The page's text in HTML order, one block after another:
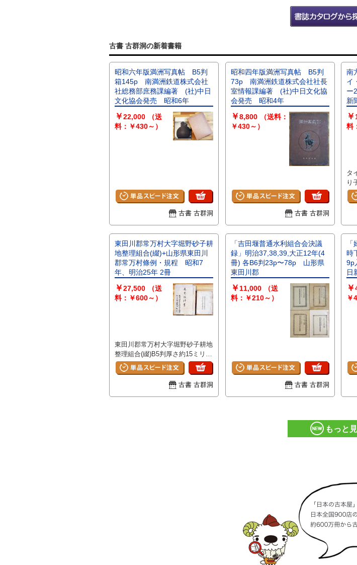
古書 古群洞の新着書籍
昭和六年版満洲写真帖 B5判
箱145p 南満洲鉄道株式会社
社総務部庶務課編著 (社)中日
文化協会発売 昭和6年
￥22,000
（送
料：￥430～）
古書 古群洞
昭和四年版満洲写真帖 B5判
73p 南満洲鉄道株式会社社長
室情報課編著 (社)中日文化協
会発売 昭和4年
￥8,800
（送料：
￥430～）
古書 古群洞
南
イ
ー
新
￥
料
タ
り
コ
バ
駅
東田川郡常万村大字堀野砂子耕
地整理組合(綴)+山形県東田川
郡常万村條例・規程 昭和7
年、明治25年 2冊
￥27,500
（送
料：￥600～）
東田川郡常万村大字堀野砂子耕地
整理組合(綴)B5判厚さ約15ミリ昭
和7年 変更設計書/設計書/工事
費予算内訳書/単価表(建造物)/他
<BR>山形県東田川郡常万村條
古書 古群洞
「吉田堰普通水利組合会決議
録」明治37,38,39,大正12年(4
冊) 各B6判23p〜78p 山形県
東田川郡
￥ 11,000
（送
料：￥210～）
古書 古群洞
時
9p
日
￥
￥
もっと